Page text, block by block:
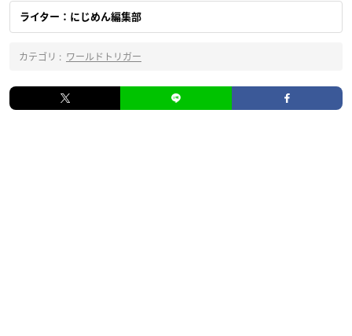
ライター：にじめん編集部
カテゴリ : ワールドトリガー